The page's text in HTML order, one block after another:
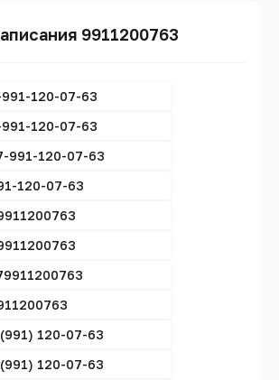
9911200763
120-07-63
120-07-63
991-120-07-63
120-07-63
120-07-63
120-07-63